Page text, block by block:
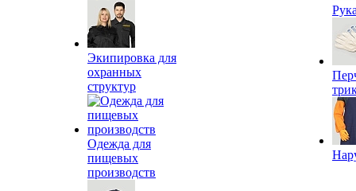
Экипировка для
охранных
структур
Одежда для
пищевых
производств